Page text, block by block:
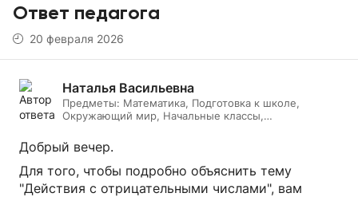
Ответ педагога
20 февраля 2026
Наталья Васильевна
Предметы: Математика, Подготовка к школе,
Окружающий мир, Начальные классы,
Добрый вечер.
Для того, чтобы подробно объяснить тему
"Действия с отрицательными числами", вам